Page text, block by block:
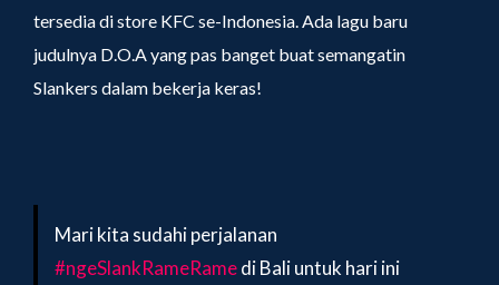
tersedia di store KFC se-Indonesia. Ada lagu baru
judulnya D.O.A yang pas banget buat semangatin
Slankers dalam bekerja keras!
Mari kita sudahi perjalanan
#ngeSlankRameRamedi Bali untuk hari ini